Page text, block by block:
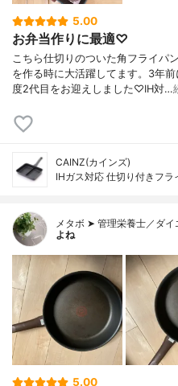
5.00
お弁当作りに最適♡
こちら仕切りのついた角フライパ
を作る時に大活躍してます。3年
度2代目をお迎えしました♡IH対…
CAINZ(カインズ)
IHガス対応 仕切り付きフラ
メタボ ➤ 管理栄養士／ダ
よね
5.00